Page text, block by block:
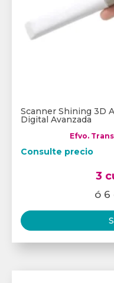
Scanner Shining 3D
Digital Avanzada
Efvo.
Consulte precio
3
ó 6